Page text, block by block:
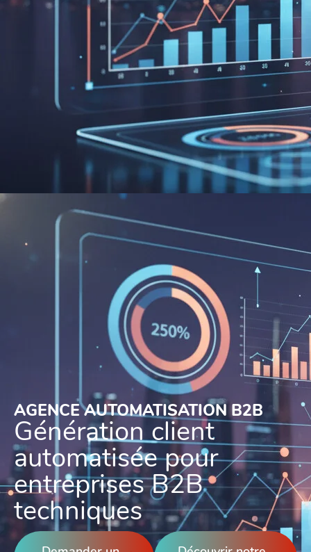
AGENCE AUTOMATISATION B2B
Génération client
automatisée pour
entreprises B2B
techniques